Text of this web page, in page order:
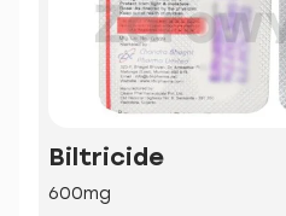
Biltricide
600mg